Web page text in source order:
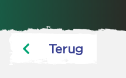
Terug